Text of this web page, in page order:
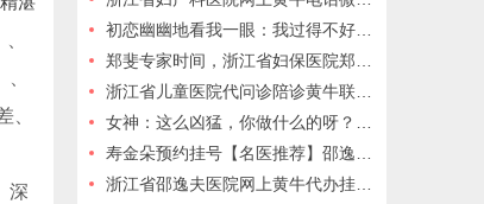
、
深
初恋幽幽地看我一眼：我过得不好呢？同事：那我就开心
郑斐专家时间，浙江省妇保医院郑斐预约挂号，浙江省妇保医院郑斐，浙江省妇保医院代挂号
浙江省儿童医院代问诊陪诊黄牛联系方式
女神：这么凶猛，你做什么的呀？同窗：我办假证的
寿金朵预约挂号【名医推荐】邵逸夫医院寿金朵教授团队——国家级专家领衔，守护健康生命线！挂号通道→
浙江省邵逸夫医院网上黄牛代办挂号跑腿